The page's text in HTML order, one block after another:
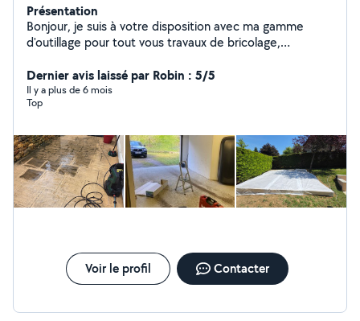
Présentation
Bonjour, je suis à votre disposition avec ma gamme
d'outillage pour tout vous travaux de bricolage,
déménagement avec une grande qualité d'intervention
n'hésitez pas à me contacter merci
Dernier avis laissé par Robin : 5/5
Il y a plus de 6 mois
Top
Voir le profil Contacter